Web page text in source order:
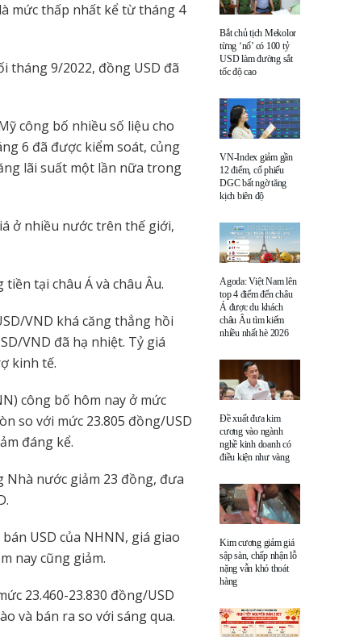
mức thấp nhất kể từ tháng 4
tháng 9/2022, đồng USD đã
công bố nhiều số liệu cho
6 đã được kiểm soát, củng
lãi suất một lần nữa trong
ở nhiều nước trên thế giới,
tại châu Á và châu Âu.
VND khá căng thẳng hồi
VND đã hạ nhiệt. Tỷ giá
kinh tế.
công bố hôm nay ở mức
so với mức 23.805 đồng/USD
đáng kể.
Nhà nước giảm 23 đồng, đưa
USD của NHNN, giá giao
nay cũng giảm.
23.460-23.830 đồng/USD
và bán ra so với sáng qua.
Bắt chủ tịch Mekolor
từng ‘nổ’ có 100 tỷ
USD làm đường sắt
tốc độ cao
VN-Index giảm gần
12 điểm, cổ phiếu
DGC bất ngờ tăng
kịch biên độ
Agoda: Việt Nam lên
top 4 điểm đến châu
Á được du khách
châu Âu tìm kiếm
nhiều nhất hè 2026
Đề xuất đưa kim
cương vào ngành
nghề kinh doanh có
điều kiện như vàng
Kim cương giảm giá
sập sàn, chấp nhận lỗ
nặng vẫn khó thoát
hàng